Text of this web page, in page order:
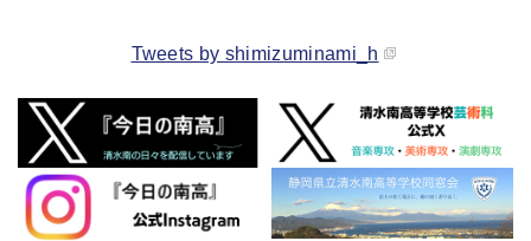
Tweets by shimizuminami_h